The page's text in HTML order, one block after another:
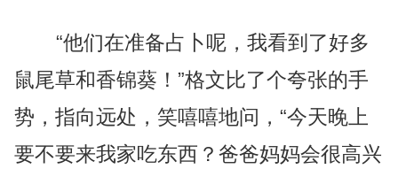
“他们在准备占卜呢，我看到了好多
鼠尾草和香锦葵！”格文比了个夸张的手
势，指向远处，笑嘻嘻地问，“今天晚上
要不要来我家吃东西？爸爸妈妈会很高兴